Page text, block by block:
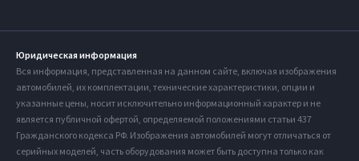
Юридическая информация
Вся информация, представленная на данном сайте, включая изображения
автомобилей, их комплектации, технические характеристики, опции и
указанные цены, носит исключительно информационный характер и не
является публичной офертой, определяемой положениями статьи 437
Гражданского кодекса РФ. Изображения автомобилей могут отличаться от
серийных моделей, часть оборудования может быть доступна только как